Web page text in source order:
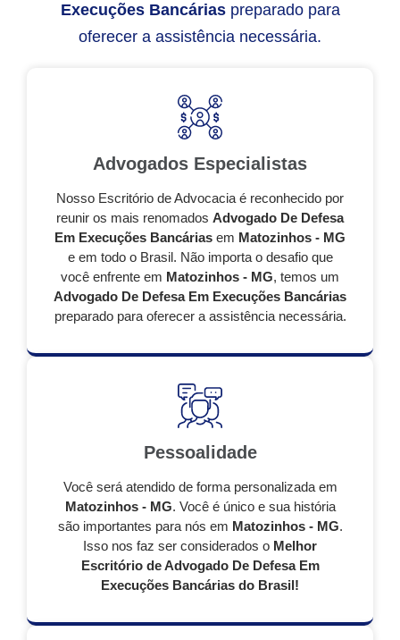
Execuções Bancáriaspreparado para
oferecer a assistência necessária.
Advogados Especialistas
Nosso Escritório de Advocacia é reconhecido por
reunir os mais renomados Advogado De Defesa
Em Execuções Bancárias em Matozinhos - MG
e em todo o Brasil. Não importa o desafio que
você enfrente em Matozinhos - MG, temos um
Advogado De Defesa Em Execuções Bancárias
preparado para oferecer a assistência necessária.
Pessoalidade
Você será atendido de forma personalizada em
Matozinhos - MG. Você é único e sua história
são importantes para nós em Matozinhos - MG.
Isso nos faz ser considerados o Melhor
Escritório de Advogado De Defesa Em
Execuções Bancárias do Brasil!